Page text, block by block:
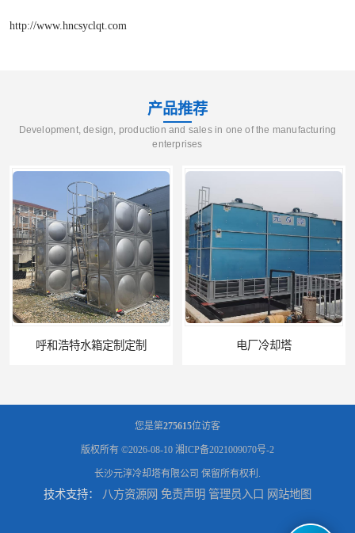
http://www.hncsyclqt.com
产品推荐
Development, design, production and sales in one of the manufacturing
enterprises
特水箱定制定制
您是第275615位访客
版权所有 ©2026-08-10 湘ICP备2021009070号-2
长沙元淳冷却塔有限公司 保留所有权利.
技术支持： 八方资源网 免责声明 管理员入口 网站地图